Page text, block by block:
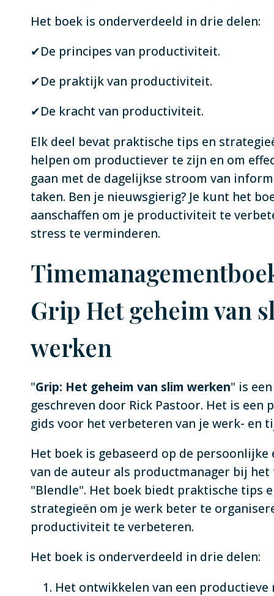
Het boek is onderverdeeld in drie delen:
✔De principes van productiviteit.
✔De praktijk van productiviteit.
✔De kracht van productiviteit.
Elk deel bevat praktische tips en
helpen om productiever te zijn en om
gaan met de dagelijkse stroom van
taken. Ben je nieuwsgierig? Je kunt het
aanschaffen om je productiviteit te
stress te verminderen.
Grip Het geheim van
werken
"Grip: Het geheim van slim werken" is
geschreven door Rick Pastoor. Het is een
gids voor het verbeteren van je werk- en
Het boek is gebaseerd op de persoonlijke
van de auteur als productmanager bij
"Blendle". Het boek biedt praktische tips
strategieën om je werk beter te
productiviteit te verbeteren.
Het boek is onderverdeeld in drie delen:
Het ontwikkelen van een productieve